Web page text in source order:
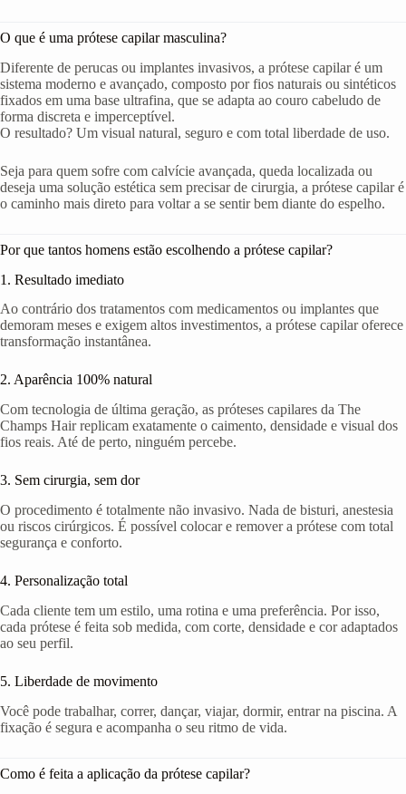
O que é uma prótese capilar masculina?
Diferente de perucas ou implantes invasivos, a prótese capilar é um
sistema moderno e avançado, composto por fios naturais ou sintéticos
fixados em uma base ultrafina, que se adapta ao couro cabeludo de
forma discreta e imperceptível.
O resultado? Um visual natural, seguro e com total liberdade de uso.
Seja para quem sofre com calvície avançada, queda localizada ou
deseja uma solução estética sem precisar de cirurgia, a prótese capilar é
o caminho mais direto para voltar a se sentir bem diante do espelho.
Por que tantos homens estão escolhendo a prótese capilar?
1. Resultado imediato
Ao contrário dos tratamentos com medicamentos ou implantes que
demoram meses e exigem altos investimentos, a prótese capilar oferece
transformação instantânea.
2. Aparência 100% natural
Com tecnologia de última geração, as próteses capilares da The
Champs Hair replicam exatamente o caimento, densidade e visual dos
fios reais. Até de perto, ninguém percebe.
3. Sem cirurgia, sem dor
O procedimento é totalmente não invasivo. Nada de bisturi, anestesia
ou riscos cirúrgicos. É possível colocar e remover a prótese com total
segurança e conforto.
4. Personalização total
Cada cliente tem um estilo, uma rotina e uma preferência. Por isso,
cada prótese é feita sob medida, com corte, densidade e cor adaptados
ao seu perfil.
5. Liberdade de movimento
Você pode trabalhar, correr, dançar, viajar, dormir, entrar na piscina. A
fixação é segura e acompanha o seu ritmo de vida.
Como é feita a aplicação da prótese capilar?